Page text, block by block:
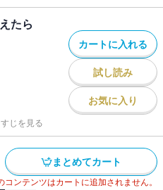
たら
カートに入れる
試し読み
お気に入り
じを見る
まとめてカート
ンテンツはカートに追加されません。